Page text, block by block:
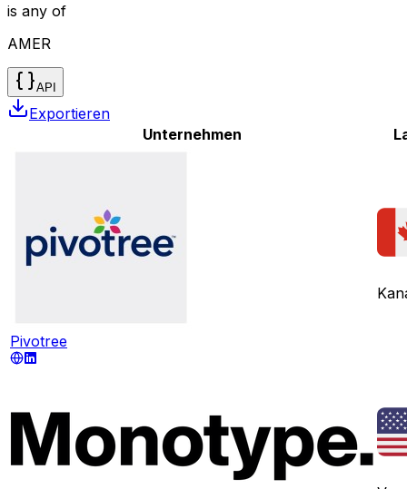
is any of
AMER
API
Exportieren
Unternehmen
Pivotree